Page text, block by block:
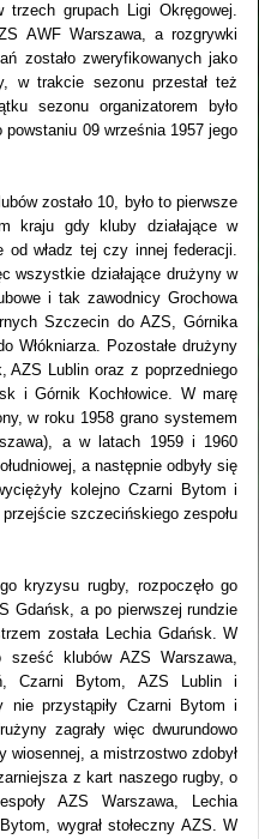
grupach Ligi Okręgowej.
AWF Warszawa, a rozgrywki
zostało zweryfikowanych jako
w trakcie sezonu przestał też
sezonu organizatorem było
09 września 1957 jego
zostało 10, było to pierwsze
kraju gdy kluby działające w
od władz tej czy innej federacji.
wszystkie działające drużyny w
i tak zawodnicy Grochowa
Szczecin do AZS, Górnika
Włókniarza. Pozostałe drużyny
AZS Lublin oraz z poprzedniego
i Górnik Kochłowice. W marę
w roku 1958 grano systemem
a w latach 1959 i 1960
a następnie odbyły się
kolejno Czarni Bytom i
szczecińskiego zespołu
kryzysu rugby, rozpoczęło go
Gdańsk, a po pierwszej rundzie
została Lechia Gdańsk. W
sześć klubów AZS Warszawa,
Czarni Bytom, AZS Lublin i
nie przystąpiły Czarni Bytom i
zagrały więc dwurundowo
wiosennej, a mistrzostwo zdobył
z kart naszego rugby, o
AZS Warszawa, Lechia
wygrał stołeczny AZS. W